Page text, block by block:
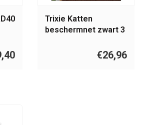
Trixie Katten
beschermnet zwart 3
€26,96